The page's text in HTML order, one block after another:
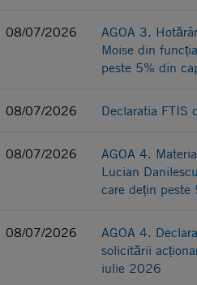
08/07/2026
AGOA 3.
Moise din
peste 5% din
08/07/2026 Declaratia FTIS
08/07/2026
AGOA 4.
Lucian
care dețin
08/07/2026
AGOA 4.
solicitării
iulie 2026